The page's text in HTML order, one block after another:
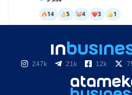
247k 21k 12k